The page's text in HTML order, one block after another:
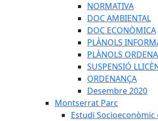
NORMATIVA
DOC AMBIENTAL
DOC ECONÒMICA
PLÀNOLS
PLÀNOLS
SUSPENSIÓ
ORDENANÇA
Desembre 2020
Montserrat Parc
Estudi